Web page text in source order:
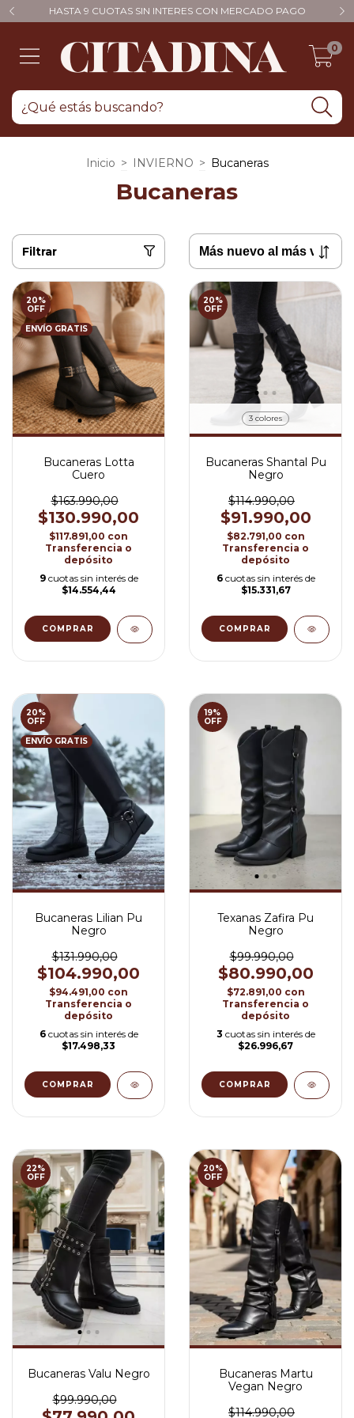
HASTA 9 CUOTAS SIN INTERES CON MERCADO PAGO
0
Inicio > INVIERNO > Bucaneras
Bucaneras
Filtrar
20%
OFF
ENVÍO GRATIS
Bucaneras Lotta
Cuero
$163.990,00
$130.990,00
$117.891,00 con
Transferencia o
depósito
9 cuotas sin interés de
$14.554,44
COMPRAR
20%
OFF
3 colores
Bucaneras Shantal Pu
Negro
$114.990,00
$91.990,00
$82.791,00 con
Transferencia o
depósito
6 cuotas sin interés de
$15.331,67
COMPRAR
20%
OFF
ENVÍO GRATIS
Bucaneras Lilian Pu
Negro
$131.990,00
$104.990,00
$94.491,00 con
Transferencia o
depósito
6 cuotas sin interés de
$17.498,33
COMPRAR
19%
OFF
Texanas Zafira Pu
Negro
$99.990,00
$80.990,00
$72.891,00 con
Transferencia o
depósito
3 cuotas sin interés de
$26.996,67
COMPRAR
22%
OFF
Bucaneras Valu Negro
$99.990,00
20%
OFF
Bucaneras Martu
Vegan Negro
$114.990,00